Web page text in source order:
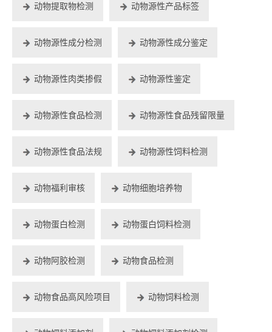
动物提取物检测 动物源性产品标签
动物源性成分检测 动物源性成分鉴定
动物源性肉类掺假 动物源性鉴定
动物源性食品检测 动物源性食品残留限量
动物源性食品法规 动物源性饲料检测
动物福利审核 动物细胞培养物
动物蛋白检测 动物蛋白饲料检测
动物阿胶检测 动物食品检测
动物食品高风险项目 动物饲料检测